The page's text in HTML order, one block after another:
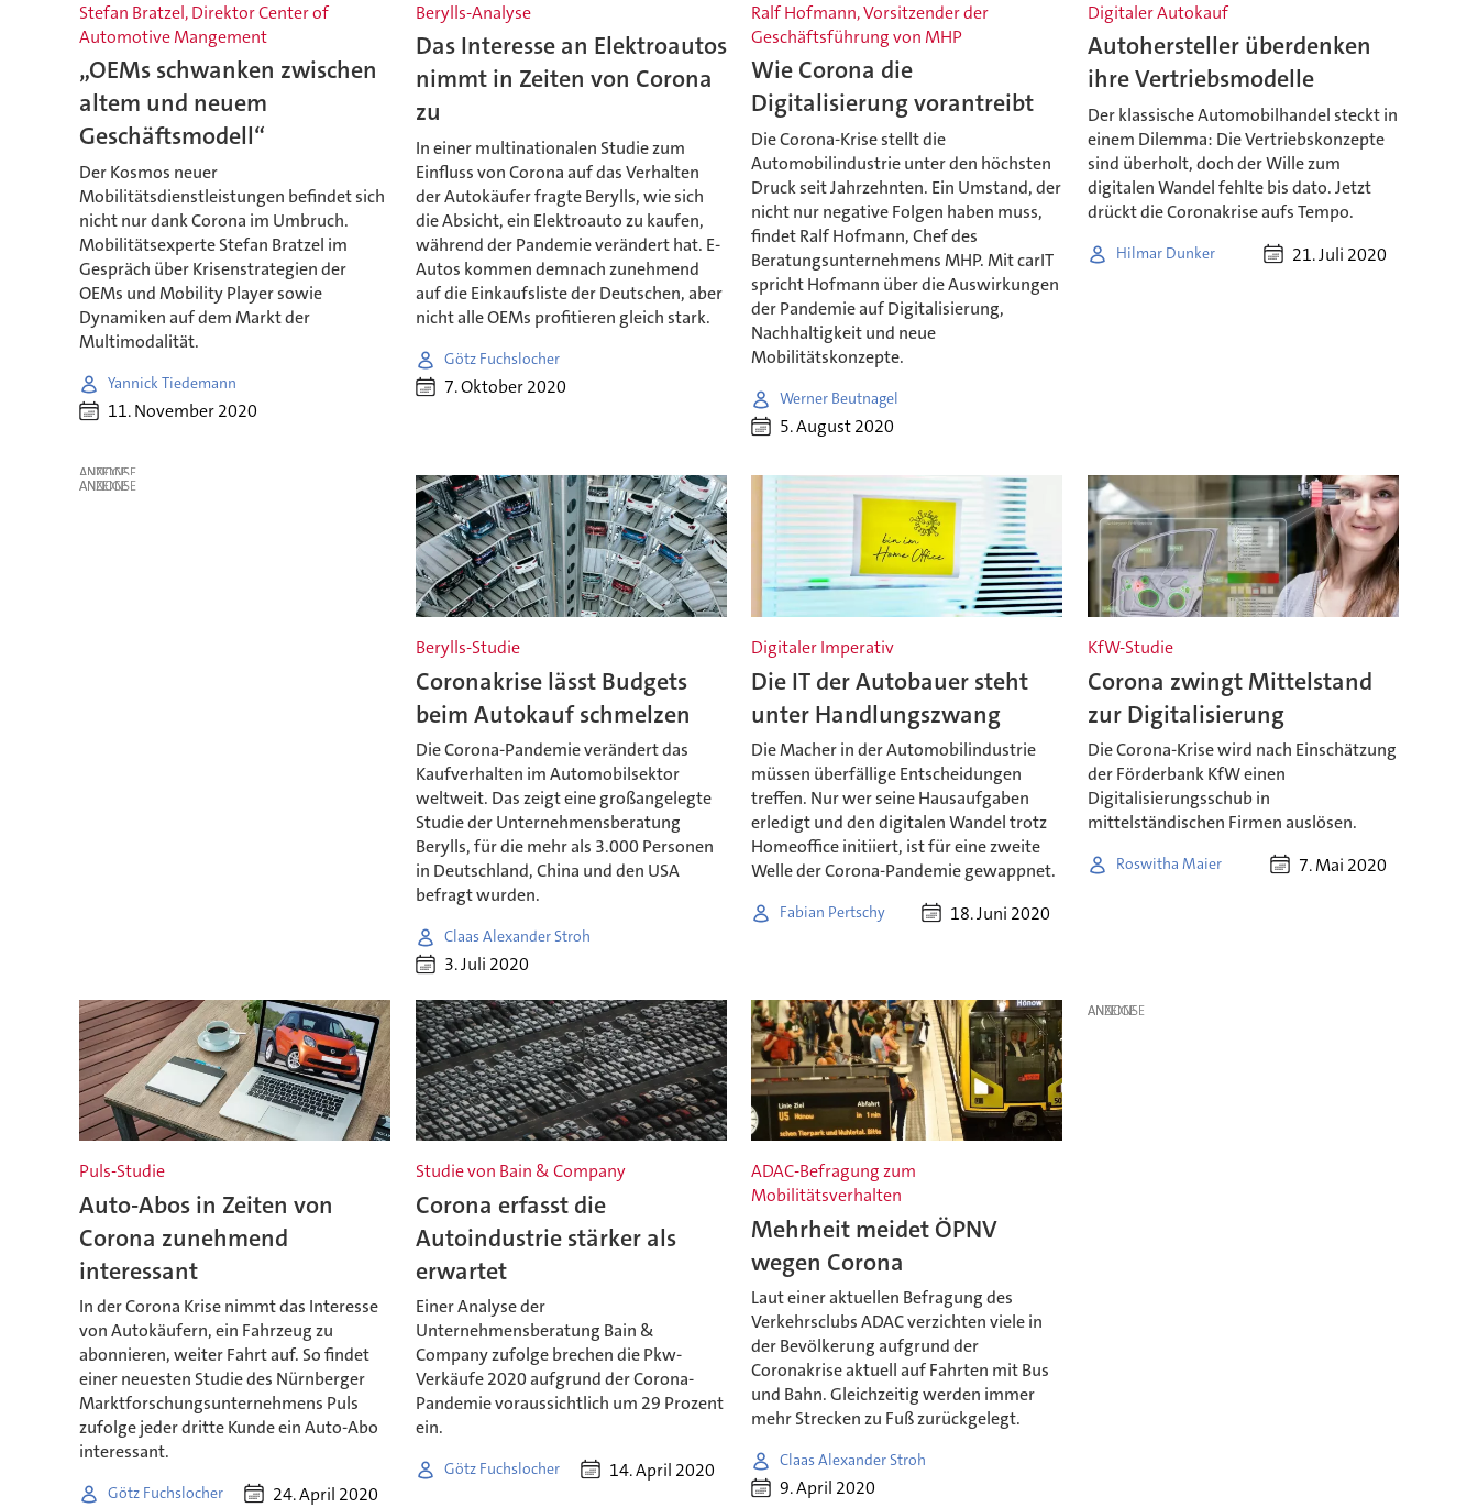
Stefan Bratzel, Direktor Center of
Automotive Mangement
„OEMs schwanken zwischen
altem und neuem
Geschäftsmodell“
Der Kosmos neuer
Mobilitätsdienstleistungen befindet sich
nicht nur dank Corona im Umbruch.
Mobilitätsexperte Stefan Bratzel im
Gespräch über Krisenstrategien der
OEMs und Mobility Player sowie
Dynamiken auf dem Markt der
Multimodalität.
Yannick Tiedemann
11. November 2020
Berylls-Analyse
Das Interesse an Elektroautos
nimmt in Zeiten von Corona
zu
In einer multinationalen Studie zum
Einfluss von Corona auf das Verhalten
der Autokäufer fragte Berylls, wie sich
die Absicht, ein Elektroauto zu kaufen,
während der Pandemie verändert hat. E-
Autos kommen demnach zunehmend
auf die Einkaufsliste der Deutschen, aber
nicht alle OEMs profitieren gleich stark.
Götz Fuchslocher
7. Oktober 2020
Ralf Hofmann, Vorsitzender der
Geschäftsführung von MHP
Wie Corona die
Digitalisierung vorantreibt
Die Corona-Krise stellt die
Automobilindustrie unter den höchsten
Druck seit Jahrzehnten. Ein Umstand, der
nicht nur negative Folgen haben muss,
findet Ralf Hofmann, Chef des
Beratungsunternehmens MHP. Mit carIT
spricht Hofmann über die Auswirkungen
der Pandemie auf Digitalisierung,
Nachhaltigkeit und neue
Mobilitätskonzepte.
Werner Beutnagel
5. August 2020
Digitaler Autokauf
Autohersteller überdenken
ihre Vertriebsmodelle
Der klassische Automobilhandel steckt in
einem Dilemma: Die Vertriebskonzepte
sind überholt, doch der Wille zum
digitalen Wandel fehlte bis dato. Jetzt
drückt die Coronakrise aufs Tempo.
Hilmar Dunker 21. Juli 2020
ANZEIGE
ANZEIGE
Berylls-Studie
Coronakrise lässt Budgets
beim Autokauf schmelzen
Die Corona-Pandemie verändert das
Kaufverhalten im Automobilsektor
weltweit. Das zeigt eine großangelegte
Studie der Unternehmensberatung
Berylls, für die mehr als 3.000 Personen
in Deutschland, China und den USA
befragt wurden.
Claas Alexander Stroh
3. Juli 2020
Digitaler Imperativ
Die IT der Autobauer steht
unter Handlungszwang
Die Macher in der Automobilindustrie
müssen überfällige Entscheidungen
treffen. Nur wer seine Hausaufgaben
erledigt und den digitalen Wandel trotz
Homeoffice initiiert, ist für eine zweite
Welle der Corona-Pandemie gewappnet.
Fabian Pertschy 18. Juni 2020
KfW-Studie
Corona zwingt Mittelstand
zur Digitalisierung
Die Corona-Krise wird nach Einschätzung
der Förderbank KfW einen
Digitalisierungsschub in
mittelständischen Firmen auslösen.
Roswitha Maier 7. Mai 2020
Puls-Studie
Auto-Abos in Zeiten von
Corona zunehmend
interessant
In der Corona Krise nimmt das Interesse
von Autokäufern, ein Fahrzeug zu
abonnieren, weiter Fahrt auf. So findet
einer neuesten Studie des Nürnberger
Marktforschungsunternehmens Puls
zufolge jeder dritte Kunde ein Auto-Abo
interessant.
Götz Fuchslocher 24. April 2020
Studie von Bain & Company
Corona erfasst die
Autoindustrie stärker als
erwartet
Einer Analyse der
Unternehmensberatung Bain &
Company zufolge brechen die Pkw-
Verkäufe 2020 aufgrund der Corona-
Pandemie voraussichtlich um 29 Prozent
ein.
Götz Fuchslocher 14. April 2020
ADAC-Befragung zum
Mobilitätsverhalten
Mehrheit meidet ÖPNV
wegen Corona
Laut einer aktuellen Befragung des
Verkehrsclubs ADAC verzichten viele in
der Bevölkerung aufgrund der
Coronakrise aktuell auf Fahrten mit Bus
und Bahn. Gleichzeitig werden immer
mehr Strecken zu Fuß zurückgelegt.
Claas Alexander Stroh
9. April 2020
ANZEIGE